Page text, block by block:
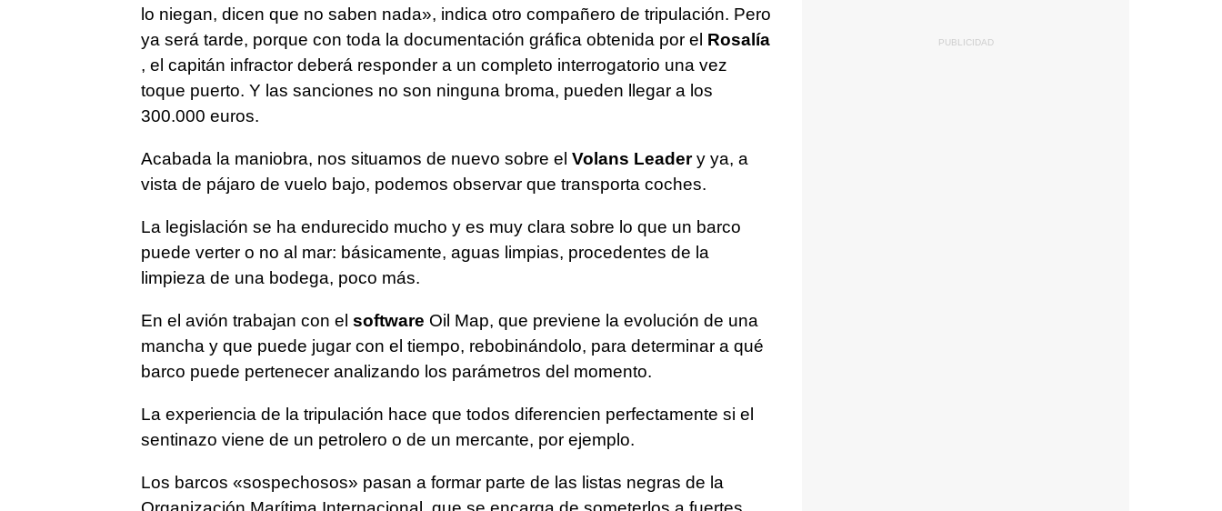
lo niegan, dicen que no saben nada», indica otro compañero de tripulación. Pero
ya será tarde, porque con toda la documentación gráfica obtenida por el Rosalía
, el capitán infractor deberá responder a un completo interrogatorio una vez
toque puerto. Y las sanciones no son ninguna broma, pueden llegar a los
300.000 euros.
Acabada la maniobra, nos situamos de nuevo sobre el Volans Leadery ya, a
vista de pájaro de vuelo bajo, podemos observar que transporta coches.
La legislación se ha endurecido mucho y es muy clara sobre lo que un barco
puede verter o no al mar: básicamente, aguas limpias, procedentes de la
limpieza de una bodega, poco más.
En el avión trabajan con el software Oil Map, que previene la evolución de una
mancha y que puede jugar con el tiempo, rebobinándolo, para determinar a qué
barco puede pertenecer analizando los parámetros del momento.
La experiencia de la tripulación hace que todos diferencien perfectamente si el
sentinazo viene de un petrolero o de un mercante, por ejemplo.
Los barcos «sospechosos» pasan a formar parte de las listas negras de la